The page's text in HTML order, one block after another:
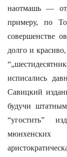
наотмашь —
примеру, по
совершенстве
долго и
исписались
Савицкий
будучи
“угостить”